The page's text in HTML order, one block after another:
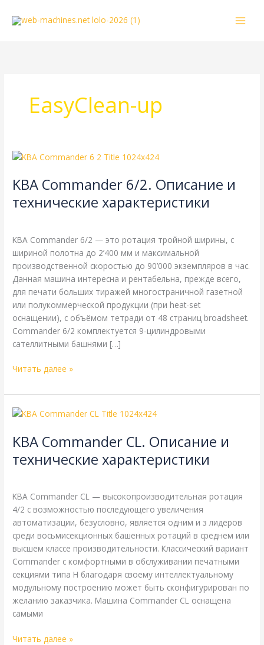
EasyClean-up
KBA Commander 6/2. Описание и
технические характеристики
KBA Commander 6/2 — это ротация тройной ширины, с
шириной полотна до 2’400 мм и максимальной
производственной скоростью до 90’000 экземпляров в час.
Данная машина интересна и рентабельна, прежде всего,
для печати больших тиражей многостраничной газетной
или полукоммерческой продукции (при heat-set
оснащении), с объёмом тетради от 48 страниц broadsheet.
Commander 6/2 комплектуется 9-цилиндровыми
сателлитными башнями […]
KBA
6/2.
и
Читать далее »
KBA Commander CL. Описание и
технические характеристики
KBA Commander CL — высокопроизводительная ротация
4/2 с возможностью последующего увеличения
автоматизации, безусловно, является одним и з лидеров
среди восьмисекционных башенных ротаций в среднем или
высшем классе производительности. Классический вариант
Commander с комфортными в обслуживании печатными
секциями типа Н благодаря своему интеллектуальному
модульному построению может быть сконфигурирован по
желанию заказчика. Машина Commander CL оснащена
самыми
KBA
CL.
и
характеристики
Читать далее »